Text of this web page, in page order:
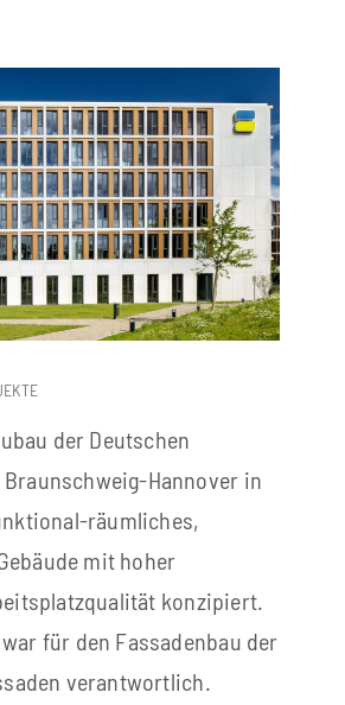
der Deutschen
Hannover in
räumliches,
mit hoher
konzipiert.
für den Fassadenbau der
verantwortlich.